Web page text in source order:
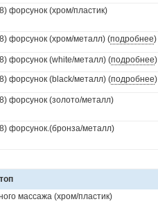
форсунок (хром/пластик)
форсунок (хром/металл) (подробнее)
форсунок (white/металл) (подробнее)
форсунок (black/металл) (подробнее)
форсунок (золото/металл)
форсунок.(бронза/металл)
массажа (хром/пластик)